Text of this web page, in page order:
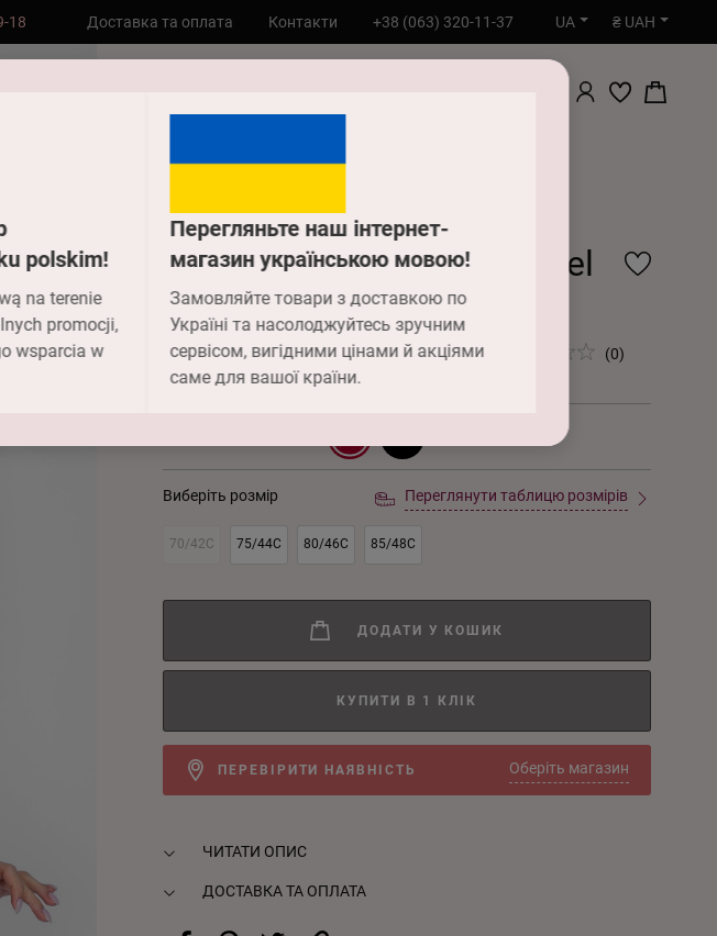
polskim!
na terenie
promocji,
wsparcia w
Перегляньте наш інтернет-
магазин українською мовою!
Замовляйте товари з доставкою по
Україні та насолоджуйтесь зручним
сервісом, вигідними цінами й акціями
саме для вашої країни.
НП
Доставка та оплата Контакти +38 (063) 320-11-37 UA ₴ UAH
Головна Купальники
Купальний костюм Anabel
Arto 949-004/949-238
3 329.00 ₴ LG0029113_000000018 (0)
Виберіть розмір Переглянути таблицю розмірів
70/42C 75/44C 80/46C 85/48C
ДОДАТИ У КОШИК
КУПИТИ В 1 КЛІК
ПЕРЕВІРИТИ НАЯВНІСТЬ Оберіть магазин
ЧИТАТИ ОПИС
ДОСТАВКА ТА ОПЛАТА